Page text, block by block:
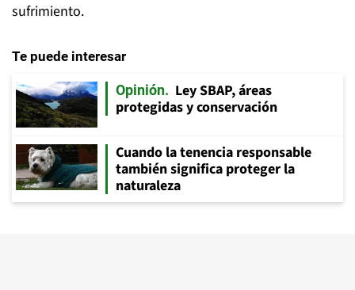
sufrimiento.
Te puede interesar
Opinión
Ley SBAP, áreas
protegidas y conservación
Cuando la tenencia responsable
también significa proteger la
naturaleza